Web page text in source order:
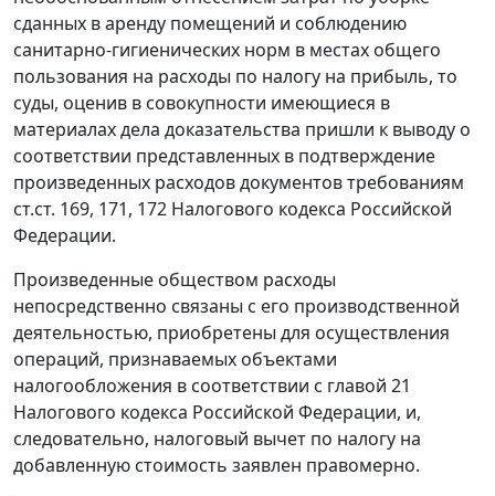
сданных в аренду помещений и соблюдению
санитарно-гигиенических норм в местах общего
пользования на расходы по налогу на прибыль, то
суды, оценив в совокупности имеющиеся в
материалах дела доказательства пришли к выводу о
соответствии представленных в подтверждение
произведенных расходов документов требованиям
ст.ст. 169, 171, 172 Налогового кодекса Российской
Федерации.
Произведенные обществом расходы
непосредственно связаны с его производственной
деятельностью, приобретены для осуществления
операций, признаваемых объектами
налогообложения в соответствии с главой 21
Налогового кодекса Российской Федерации, и,
следовательно, налоговый вычет по налогу на
добавленную стоимость заявлен правомерно.